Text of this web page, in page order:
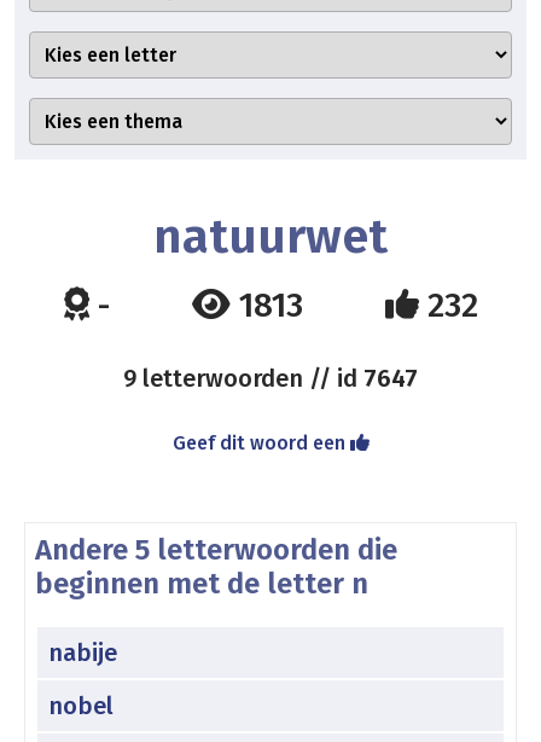
natuurwet
- 1813 232
9 letterwoorden // id 7647
Geef dit woord een
Andere 5 letterwoorden die
beginnen met de letter n
nabije
nobel